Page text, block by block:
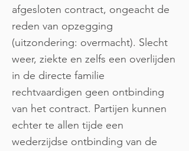
afgesloten contract, ongeacht de
reden van opzegging
(uitzondering: overmacht). Slecht
weer, ziekte en zelfs een overlijden
in de directe familie
rechtvaardigen geen ontbinding
van het contract. Partijen kunnen
echter te allen tijde een
wederzijdse ontbinding van de